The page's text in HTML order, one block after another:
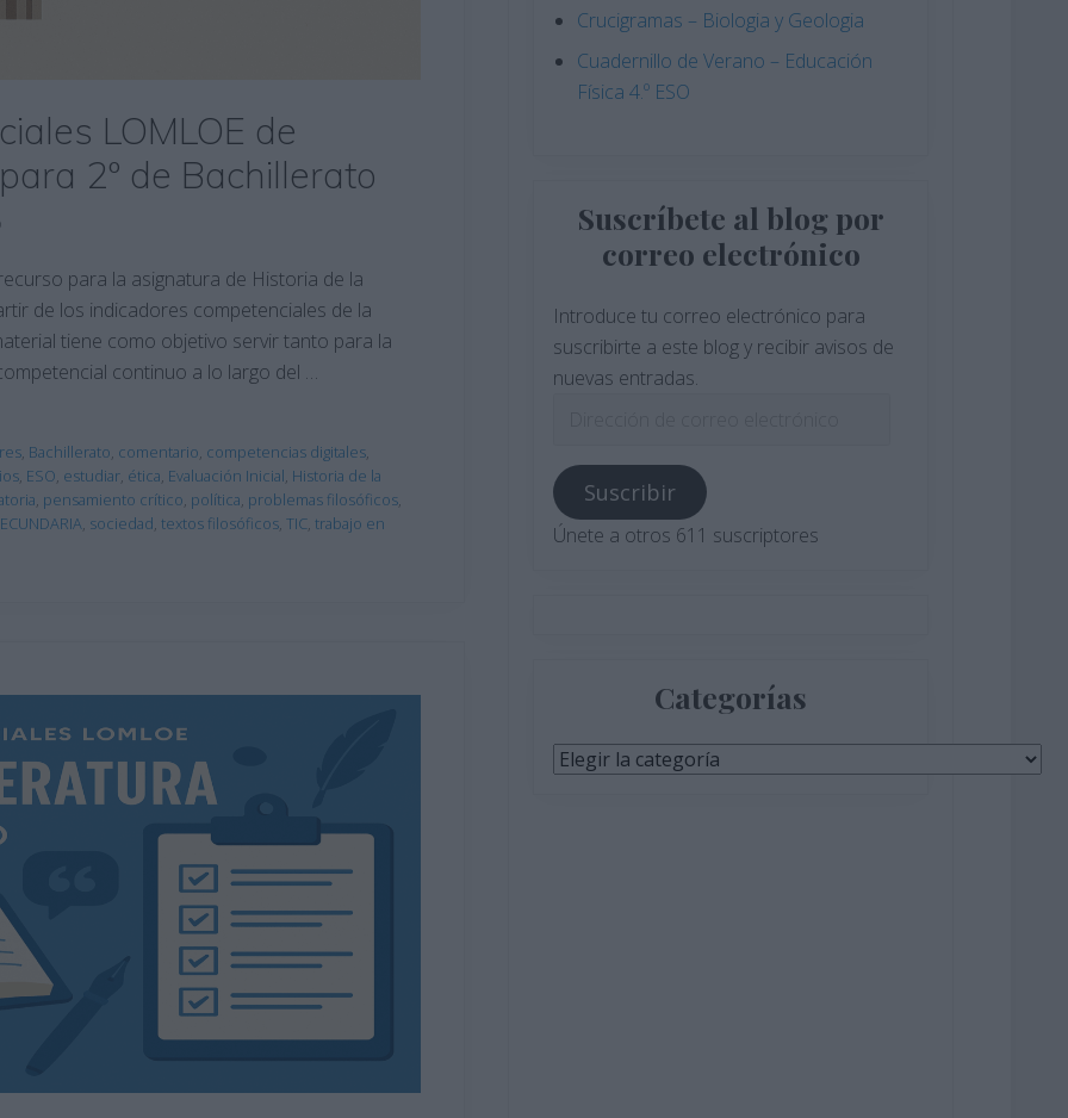
LOMLOE de
2º de Bachillerato
para la asignatura de Historia de la
de los indicadores competenciales de la
tiene como objetivo servir tanto para la
continuo a lo largo del …
, Bachillerato, comentario, competencias digitales,
, ESO, estudiar, ética, Evaluación Inicial, Historia de la
, pensamiento crítico, política, problemas filosóficos,
, sociedad, textos filosóficos, TIC, trabajo en
Crucigramas – Biologia y Geologia
Cuadernillo de Verano – Educación
Física 4.º ESO
Suscríbete al blog por
correo electrónico
Introduce tu correo electrónico para
suscribirte a este blog y recibir avisos de
nuevas entradas.
correo
electrónico
Suscribir
Únete a otros 611 suscriptores
Categorías
Categorías